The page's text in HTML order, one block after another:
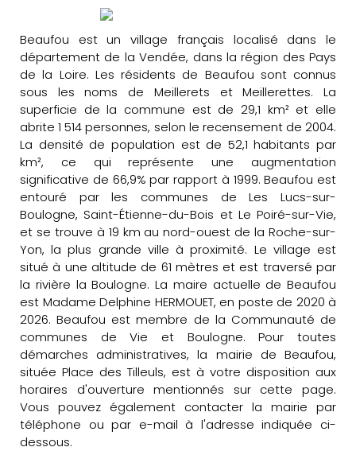
Beaufou est un village français localisé dans le
département de la Vendée, dans la région des Pays
de la Loire. Les résidents de Beaufou sont connus
sous les noms de Meillerets et Meillerettes. La
superficie de la commune est de 29,1 km² et elle
abrite 1 514 personnes, selon le recensement de 2004.
La densité de population est de 52,1 habitants par
km², ce qui représente une augmentation
significative de 66,9% par rapport à 1999. Beaufou est
entouré par les communes de Les Lucs-sur-
Boulogne, Saint-Étienne-du-Bois et Le Poiré-sur-Vie,
et se trouve à 19 km au nord-ouest de la Roche-sur-
Yon, la plus grande ville à proximité. Le village est
situé à une altitude de 61 mètres et est traversé par
la rivière la Boulogne. La maire actuelle de Beaufou
est Madame Delphine HERMOUET, en poste de 2020 à
2026. Beaufou est membre de la Communauté de
communes de Vie et Boulogne. Pour toutes
démarches administratives, la mairie de Beaufou,
située Place des Tilleuls, est à votre disposition aux
horaires d'ouverture mentionnés sur cette page.
Vous pouvez également contacter la mairie par
téléphone ou par e-mail à l'adresse indiquée ci-
dessous.